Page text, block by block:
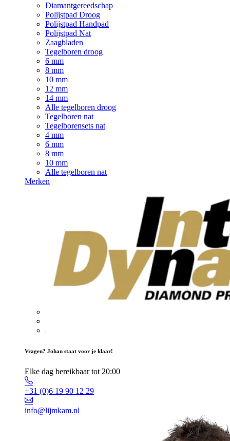
Diamantgereedschap
Polijstpad Droog
Polijstpad Handpad
Polijstpad Nat
Zaagbladen
Tegelboren droog
6 mm
8 mm
10 mm
12 mm
14 mm
Alle tegelboren droog
Tegelboren nat
Tegelborensets nat
4 mm
6 mm
8 mm
10 mm
Alle tegelboren nat
Merken
Vragen? Johan staat voor je klaar!
Elke dag bereikbaar tot 20:00
+31 (0)6 19 90 12 29
info@lijmkam.nl